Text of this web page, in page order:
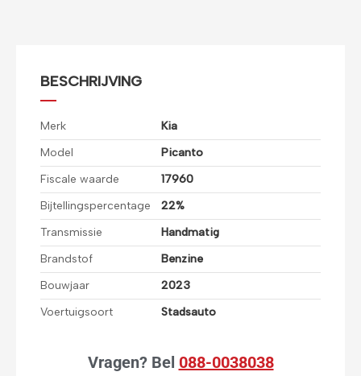
BESCHRIJVING
Merk
Kia
Model
Picanto
Fiscale waarde
17960
Bijtellingspercentage
22%
Transmissie
Handmatig
Brandstof
Benzine
Bouwjaar
2023
Voertuigsoort
Stadsauto
Vragen?Bel 088-0038038